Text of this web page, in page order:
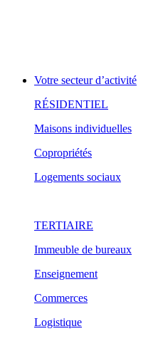
Votre secteur d’activité
RÉSIDENTIEL
Maisons individuelles
Copropriétés
Logements sociaux
TERTIAIRE
Immeuble de bureaux
Enseignement
Commerces
Logistique